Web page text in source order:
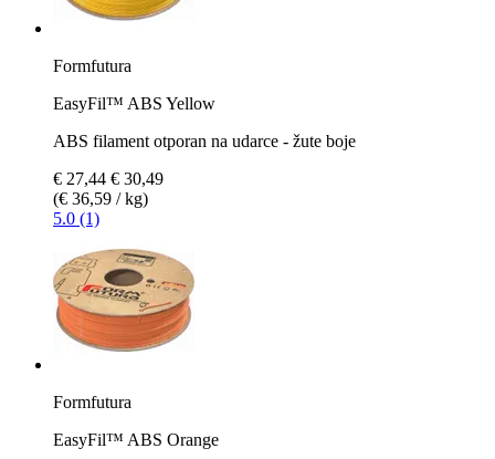
Formfutura
EasyFil™ ABS Yellow
ABS filament otporan na udarce - žute boje
€ 27,44 € 30,49
(€ 36,59 / kg)
5.0 (1)
Formfutura
EasyFil™ ABS Orange